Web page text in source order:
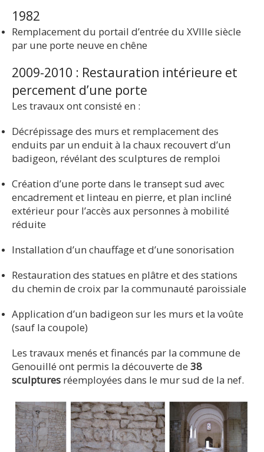
1982
Remplacement du portail d’entrée du XVIIIe siècle
par une porte neuve en chêne
2009-2010 : Restauration intérieure et
percement d’une porte
Les travaux ont consisté en :
Décrépissage des murs et remplacement des
enduits par un enduit à la chaux recouvert d’un
badigeon, révélant des sculptures de remploi
Création d’une porte dans le transept sud avec
encadrement et linteau en pierre, et plan incliné
extérieur pour l’accès aux personnes à mobilité
réduite
Installation d’un chauffage et d’une sonorisation
Restauration des statues en plâtre et des stations
du chemin de croix par la communauté paroissiale
Application d’un badigeon sur les murs et la voûte
(sauf la coupole)
Les travaux menés et financés par la commune de
Genouillé ont permis la découverte de 38
sculptures réemployées dans le mur sud de la nef.